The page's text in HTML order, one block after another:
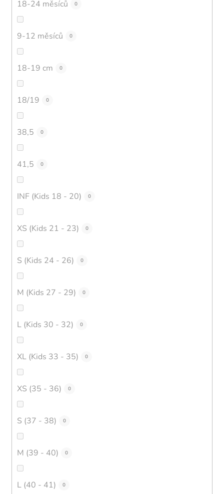
18-24 měsíců 0
9-12 měsíců 0
18-19 cm 0
18/19 0
38,5 0
41,5 0
INF (Kids 18 - 20) 0
XS (Kids 21 - 23) 0
S (Kids 24 - 26) 0
M (Kids 27 - 29) 0
L (Kids 30 - 32) 0
XL (Kids 33 - 35) 0
XS (35 - 36) 0
S (37 - 38) 0
M (39 - 40) 0
L (40 - 41) 0